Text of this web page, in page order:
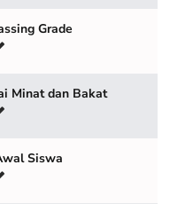
Grade
Minat dan Bakat
Siswa